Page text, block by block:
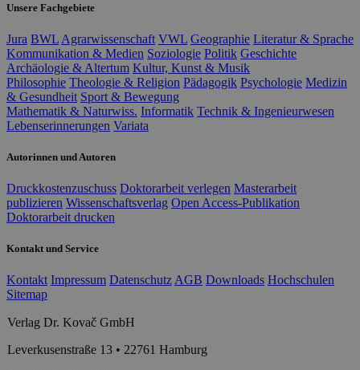
Unsere Fachgebiete
Jura BWL Agrarwissenschaft VWL Geographie Literatur & Sprache
Kommunikation & Medien Soziologie Politik Geschichte
Archäologie & Altertum Kultur, Kunst & Musik
Philosophie Theologie & Religion Pädagogik Psychologie Medizin
& Gesundheit Sport & Bewegung
Mathematik & Naturwiss. Informatik Technik & Ingenieurwesen
Lebenserinnerungen Variata
Autorinnen und Autoren
Druckkostenzuschuss Doktorarbeit verlegen Masterarbeit
publizieren Wissenschaftsverlag Open Access-Publikation
Doktorarbeit drucken
Kontakt und Service
Kontakt Impressum Datenschutz AGB Downloads Hochschulen
Sitemap
Verlag Dr. Kovač GmbH
Leverkusenstraße 13 • 22761 Hamburg